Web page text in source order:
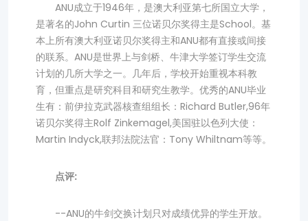
ANU成立于1946年，是澳大利亚第七所国立大学，
是著名的John Curtin 三位诺贝尔奖得主是School。基
本上所有澳大利亚诺贝尔奖得主和ANU都有直接或间接
的联系。ANU是世界上与剑桥、牛津大学签订学生交流
计划的几所大学之一。几年后，学校开始重视本科教
育，但重点是研究科目和研究生教学。优秀的ANU毕业
生有：前伊拉克武器核查组组长：Richard Butler,96年
诺贝尔奖得主Rolf Zinkemagel,美国驻以色列大使：
Martin Indyck,联邦法院法官：Tony Whiltnam等等。
点评:
--ANU的牛剑交换计划只对成绩优异的学生开放。